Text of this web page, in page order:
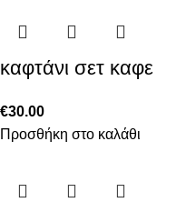
καφτάνι σετ καφε
€30.00
Προσθήκη στο καλάθι